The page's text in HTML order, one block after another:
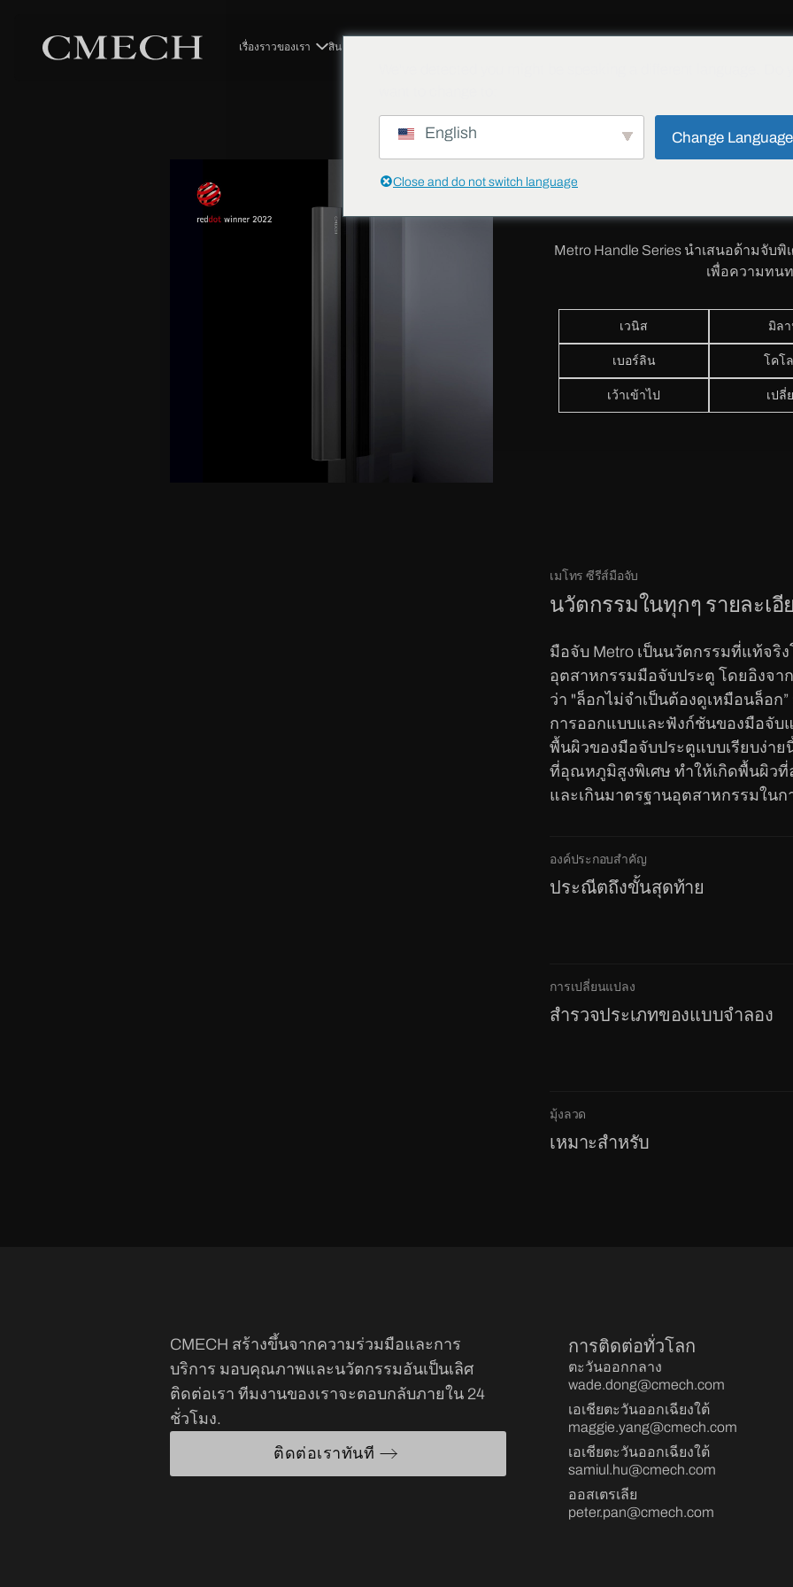
เรื่องราวของเรา สินค้า
เมโทร
Metro Handle Series นำเสนอด้ามจับ
เพื่อความทน
เวนิส มิล
เบอร์ลิน โคโ
เว้าเข้าไป เปลี่
เมโทร ซีรีส์มือจับ
นวัตกรรมในทุกๆ รายละเอี
มือจับ Metro เป็นนวัตกรรมที่แท้จริ
อุตสาหกรรมมือจับประตู โดยอิงจา
ว่า "ล็อกไม่จำเป็นต้องดูเหมือนล็อก
การออกแบบและฟังก์ชันของมือจับ
พื้นผิวของมือจับประตูแบบเรียบง่าย
ที่อุณหภูมิสูงพิเศษ ทำให้เกิดพื้นผิวที่
และเกินมาตรฐานอุตสาหกรรมใน
องค์ประกอบสำคัญ
ประณีตถึงขั้นสุดท้าย
การเปลี่ยนแปลง
สำรวจประเภทของแบบจำลอง
มุ้งลวด
เหมาะสำหรับ
CMECH สร้างขึ้นจากความร่วมมือและการ
บริการ มอบคุณภาพและนวัตกรรมอันเป็นเลิศ
ติดต่อเรา ทีมงานของเราจะตอบกลับภายใน 24
ชั่วโมง.
ติดต่อเราทันที
การติดต่อทั่วโลก
ตะวันออกกลาง
wade.dong@cmech.com
เอเชียตะวันออกเฉียงใต้
maggie.yang@cmech.com
เอเชียตะวันออกเฉียงใต้
samiul.hu@cmech.com
ออสเตรเลีย
peter.pan@cmech.com
English Change Language
Close and do not switch language